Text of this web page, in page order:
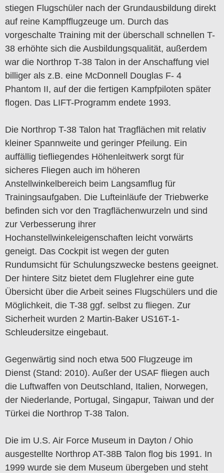
stiegen Flugschüler nach der Grundausbildung direkt
auf reine Kampfflugzeuge um. Durch das
vorgeschalte Training mit der überschall schnellen T-
38 erhöhte sich die Ausbildungsqualität, außerdem
war die Northrop T-38 Talon in der Anschaffung viel
billiger als z.B. eine McDonnell Douglas F- 4
Phantom II, auf der die fertigen Kampfpiloten später
flogen. Das LIFT-Programm endete 1993.
Die Northrop T-38 Talon hat Tragflächen mit relativ
kleiner Spannweite und geringer Pfeilung. Ein
auffällig tiefliegendes Höhenleitwerk sorgt für
sicheres Fliegen auch im höheren
Anstellwinkelbereich beim Langsamflug für
Trainingsaufgaben. Die Lufteinläufe der Triebwerke
befinden sich vor den Tragflächenwurzeln und sind
zur Verbesserung ihrer
Hochanstellwinkeleigenschaften leicht vorwärts
geneigt. Das Cockpit ist wegen der guten
Rundumsicht für Schulungszwecke bestens geeignet.
Der hintere Sitz bietet dem Fluglehrer eine gute
Übersicht über die Arbeit seines Flugschülers und die
Möglichkeit, die T-38 ggf. selbst zu fliegen. Zur
Sicherheit wurden 2 Martin-Baker US16T-1-
Schleudersitze eingebaut.
Gegenwärtig sind noch etwa 500 Flugzeuge im
Dienst (Stand: 2010). Außer der USAF fliegen auch
die Luftwaffen von Deutschland, Italien, Norwegen,
der Niederlande, Portugal, Singapur, Taiwan und der
Türkei die Northrop T-38 Talon.
Die im U.S. Air Force Museum in Dayton / Ohio
ausgestellte Northrop AT-38B Talon flog bis 1991. In
1999 wurde sie dem Museum übergeben und steht